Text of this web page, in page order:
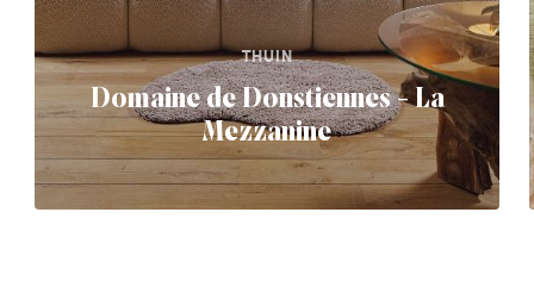
THUIN
Domaine de Donstiennes - La
Mezzanine